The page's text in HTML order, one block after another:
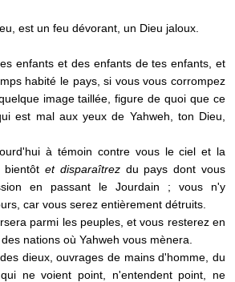
est un feu dévorant, un Dieu jaloux.
enfants et des enfants de tes enfants, et
habité le pays, si vous vous corrompez
image taillée, figure de quoi que ce
est mal aux yeux de Yahweh, ton Dieu,
à témoin contre vous le ciel et la
et disparaîtrezdu pays dont vous
en passant le Jourdain ; vous n'y
car vous serez entièrement détruits.
parmi les peuples, et vous resterez en
nations où Yahweh vous mènera.
dieux, ouvrages de mains d'homme, du
ne voient point, n'entendent point, ne